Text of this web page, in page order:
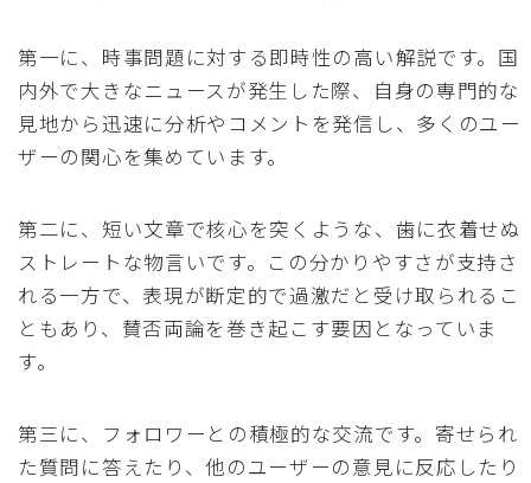
第一に、時事問題に対する即時性の高い解説です。国
内外で大きなニュースが発生した際、自身の専門的な
見地から迅速に分析やコメントを発信し、多くのユー
ザーの関心を集めています。
第二に、短い文章で核心を突くような、歯に衣着せぬ
ストレートな物言いです。この分かりやすさが支持さ
れる一方で、表現が断定的で過激だと受け取られるこ
ともあり、賛否両論を巻き起こす要因となっていま
す。
第三に、フォロワーとの積極的な交流です。寄せられ
た質問に答えたり、他のユーザーの意見に反応したり